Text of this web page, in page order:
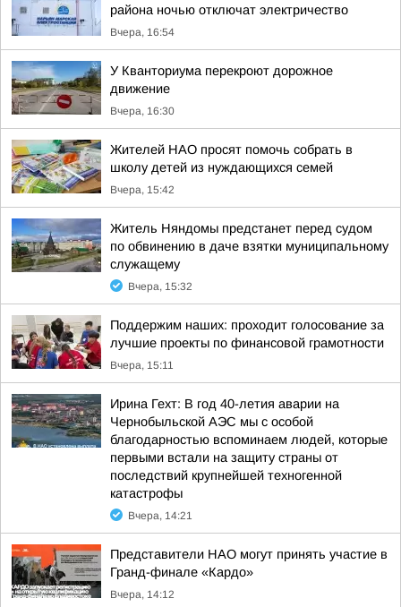
района ночью отключат электричество
Вчера, 16:54
У Кванториума перекроют дорожное
движение
Вчера, 16:30
Жителей НАО просят помочь собрать в
школу детей из нуждающихся семей
Вчера, 15:42
Житель Няндомы предстанет перед судом
по обвинению в даче взятки муниципальному
служащему
Вчера, 15:32
Поддержим наших: проходит голосование за
лучшие проекты по финансовой грамотности
Вчера, 15:11
Ирина Гехт: В год 40-летия аварии на
Чернобыльской АЭС мы с особой
благодарностью вспоминаем людей, которые
первыми встали на защиту страны от
последствий крупнейшей техногенной
катастрофы
Вчера, 14:21
Представители НАО могут принять участие в
Гранд-финале «Кардо»
Вчера, 14:12